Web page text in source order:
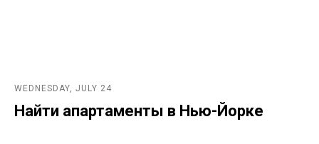
WEDNESDAY, JULY 24
Найти апартаменты в Нью-Йорке